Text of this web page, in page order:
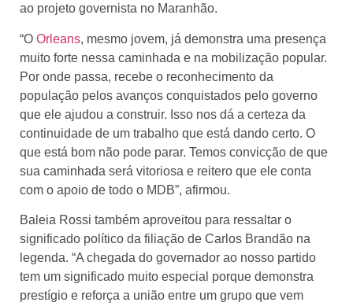
ao projeto governista no Maranhão.
“O Orleans, mesmo jovem, já demonstra uma presença
muito forte nessa caminhada e na mobilização popular.
Por onde passa, recebe o reconhecimento da
população pelos avanços conquistados pelo governo
que ele ajudou a construir. Isso nos dá a certeza da
continuidade de um trabalho que está dando certo. O
que está bom não pode parar. Temos convicção de que
sua caminhada será vitoriosa e reitero que ele conta
com o apoio de todo o MDB”, afirmou.
Baleia Rossi também aproveitou para ressaltar o
significado político da filiação de Carlos Brandão na
legenda. “A chegada do governador ao nosso partido
tem um significado muito especial porque demonstra
prestígio e reforça a união entre um grupo que vem